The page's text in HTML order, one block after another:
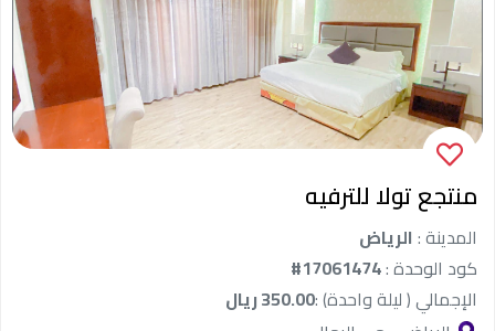
منتجع تولا للترفيه
المدينة : الرياض
كود الوحدة :#17061474
الإجمالي ( ليلة واحدة) :350.00 ريال